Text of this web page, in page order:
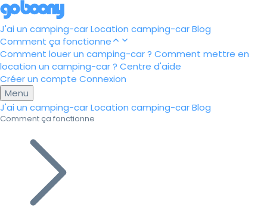
J'ai un camping-carLocation camping-carBlog
Comment ça fonctionne
Comment louer un camping-car ? Comment mettre en
location un camping-car ? Centre d'aide
Créer un compte Connexion
Menu
J'ai un camping-carLocation camping-carBlog
Comment ça fonctionne